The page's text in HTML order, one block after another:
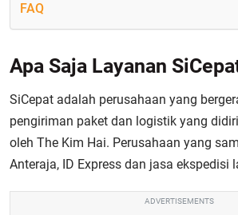
FAQ
Apa Saja Layanan
SiCepat adalah perusahaan yang
pengiriman paket dan logistik yang
oleh The Kim Hai. Perusahaan yang
Anteraja, ID Express dan jasa ekspedisi
ADVERTISEMENTS